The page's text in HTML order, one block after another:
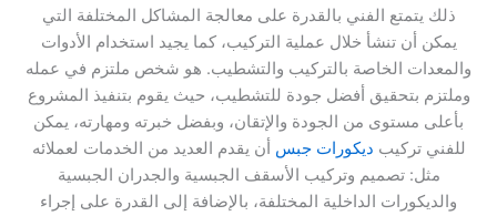
ذلك يتمتع الفني بالقدرة على معالجة المشاكل المختلفة التي
يمكن أن تنشأ خلال عملية التركيب، كما يجيد استخدام الأدوات
والمعدات الخاصة بالتركيب والتشطيب. هو شخص ملتزم في عمله
وملتزم بتحقيق أفضل جودة للتشطيب، حيث يقوم بتنفيذ المشروع
بأعلى مستوى من الجودة والإتقان، وبفضل خبرته ومهارته، يمكن
للفني تركيب ديكورات جبس أن يقدم العديد من الخدمات لعملائه
مثل: تصميم وتركيب الأسقف الجبسية والجدران الجبسية
والديكورات الداخلية المختلفة، بالإضافة إلى القدرة على إجراء